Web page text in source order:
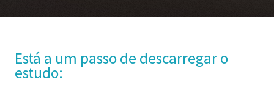
Está a um passo de descarregar o
estudo: